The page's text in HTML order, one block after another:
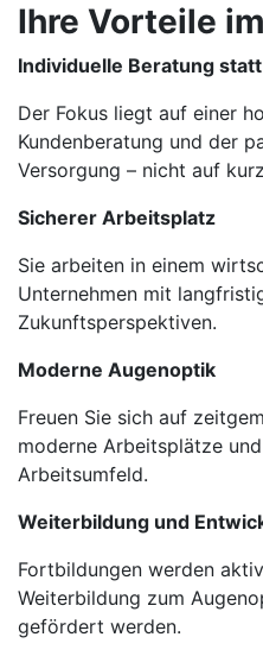
Ihre Vorteile
Individuelle Beratung
Der Fokus liegt auf einer
Kundenberatung und der
Versorgung – nicht auf
Sicherer Arbeitsplatz
Sie arbeiten in einem
Unternehmen mit
Zukunftsperspektiven.
Moderne Augenoptik
Freuen Sie sich auf
moderne Arbeitsplätze
Arbeitsumfeld.
Weiterbildung und
Fortbildungen werden
Weiterbildung zum
gefördert werden.